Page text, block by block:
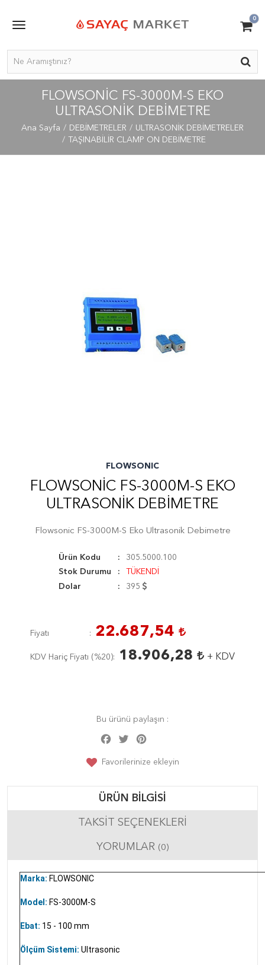
0
FLOWSONIC FS-3000M-S EKO
ULTRASONIK DEBIMETRE
Ana Sayfa DEBİMETRELER
ULTRASONİK DEBİMETRELER
TAŞINABİLİR CLAMP ON DEBİMETRE
FLOWSONIC
FLOWSONIC FS-3000M-S EKO
ULTRASONIK DEBIMETRE
Flowsonic FS-3000M-S Eko Ultrasonik Debimetre
Ürün Kodu
305.5000.100
Stok Durumu
TÜKENDİ
Dolar
395
Fiyatı 22.687,54
KDV Hariç Fiyatı ( %20 ) 18.906,28 + KDV
Bu ürünü paylaşın :
Facebook
Twitter
Favorilerinize ekleyin
ÜRÜN BILGISI
TAKSIT SEÇENEKLERI
YORUMLAR (0)
Marka: FLOWSONIC
Model: FS-3000M-S
Ebat: 15 - 100 mm
Ölçüm Sistemi: Ultrasonic